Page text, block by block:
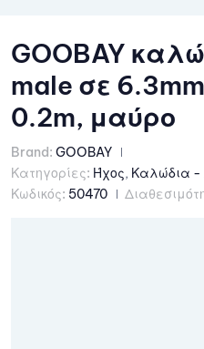
GOOBAY
male σε
0.2m, μαύρο
Brand: GOOBAY
Κατηγορίες: Ήχος, Καλώδια -
Κωδικός: 50470